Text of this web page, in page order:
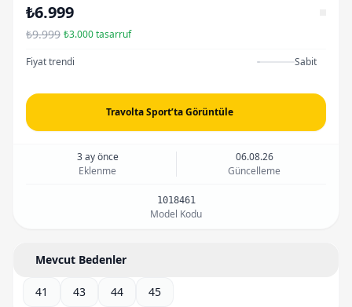
₺6.999
₺9.999 ₺3.000 tasarruf
Fiyat trendi Sabit
Travolta Sport’ta Görüntüle
3 ay önce
Eklenme
06.08.26
Güncelleme
1018461
Model Kodu
Mevcut Bedenler
41 43 44 45